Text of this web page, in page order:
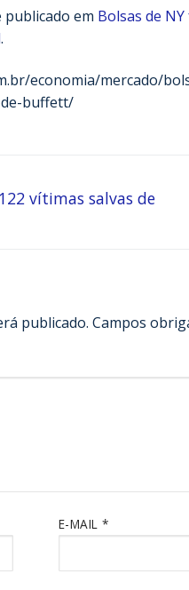
em Bolsas de
.
economia/mercado/
buffett/
vítimas salvas de
publicado. Campos
E-MAIL*